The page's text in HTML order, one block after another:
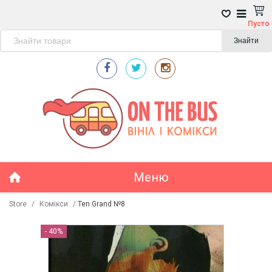
Пусто
Знайти
Меню
Store / Комікси / Ten Grand №8
- 40%